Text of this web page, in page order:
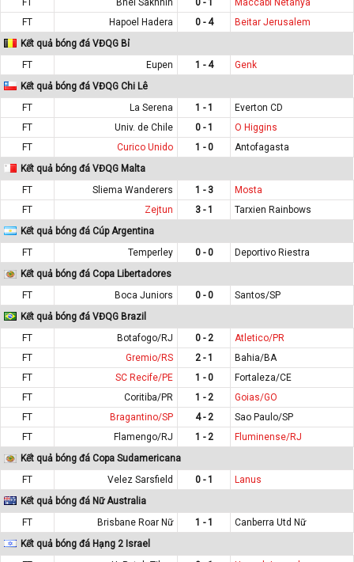
FT
Hapoel Hadera 0 - 4
Beitar Jerusalem
Kết quả bóng đá VĐQG Bỉ
FT
Eupen 1 - 4
Genk
Kết quả bóng đá VĐQG Chi Lê
FT
La Serena 1 - 1
Everton CD
FT
Univ. de Chile 0 - 1
O Higgins
FT
Curico Unido 1 - 0
Antofagasta
Kết quả bóng đá VĐQG Malta
FT
Sliema Wanderers 1 - 3
Mosta
FT
Zejtun 3 - 1
Tarxien Rainbows
Kết quả bóng đá Cúp Argentina
FT
Temperley 0 - 0
Deportivo Riestra
Kết quả bóng đá Copa Libertadores
FT
Boca Juniors 0 - 0
Santos/SP
Kết quả bóng đá VĐQG Brazil
FT
Botafogo/RJ 0 - 2
Atletico/PR
FT
Gremio/RS 2 - 1
Bahia/BA
FT
SC Recife/PE 1 - 0
Fortaleza/CE
FT
Coritiba/PR 1 - 2
Goias/GO
FT
Bragantino/SP 4 - 2
Sao Paulo/SP
FT
Flamengo/RJ 1 - 2
Fluminense/RJ
Kết quả bóng đá Copa Sudamericana
FT
Velez Sarsfield 0 - 1
Lanus
Kết quả bóng đá Nữ Australia
FT
Brisbane Roar Nữ 1 - 1
Canberra Utd Nữ
Kết quả bóng đá Hạng 2 Israel